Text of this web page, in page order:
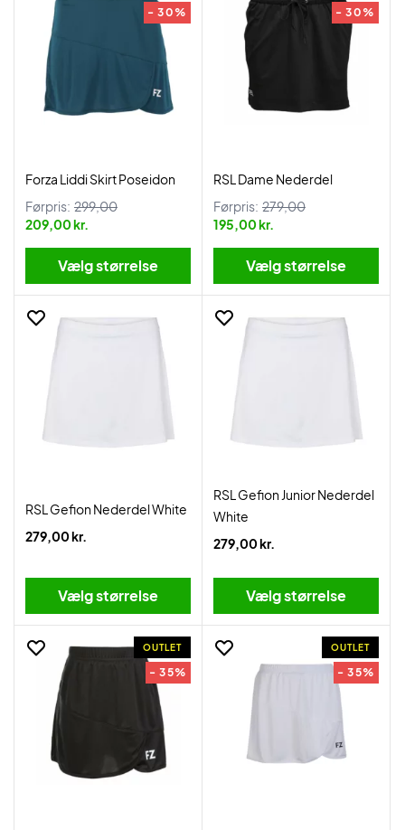
- 30%
Forza Liddi Skirt Poseidon
Førpris: 299,00
209,00 kr.
Vælg størrelse
- 30%
RSL Dame Nederdel
Førpris: 279,00
195,00 kr.
Vælg størrelse
RSL Gefion Nederdel White
279,00 kr.
Vælg størrelse
RSL Gefion Junior Nederdel
White
279,00 kr.
Vælg størrelse
OUTLET
- 35%
OUTLET
- 35%